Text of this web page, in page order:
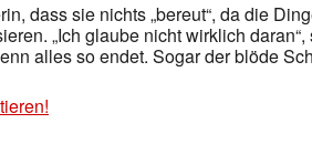
dass sie nichts „bereut“, da die
„Ich glaube nicht wirklich daran“,
alles so endet. Sogar der blöde